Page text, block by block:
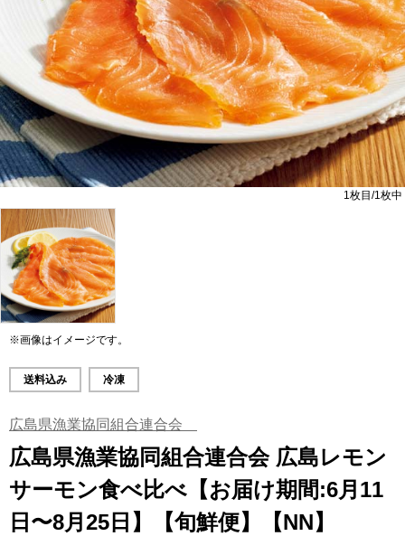
1枚目/1枚中
※画像はイメージです。
送料込み 冷凍
広島県漁業協同組合連合会
広島県漁業協同組合連合会 広島レモン
サーモン食べ比べ【お届け期間:6月11
日〜8月25日】【旬鮮便】【NN】